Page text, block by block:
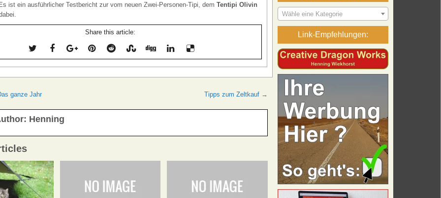
ist ein ausführlicher Testbericht zur vom neuen Zwei-Personen-Tipi, dem Tentipi Olivin
Share this article:
ganze Jahr Tipps zum Zeltkauf →
Henning
Wähle eine Kategorie
Link-Empfehlungen: